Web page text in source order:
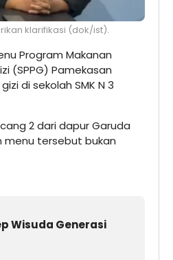
klarifikasi (dok/ist).
Program Makanan
(SPPG) Pamekasan
di sekolah SMK N 3
2 dari dapur Garuda
menu tersebut bukan
Wisuda Generasi